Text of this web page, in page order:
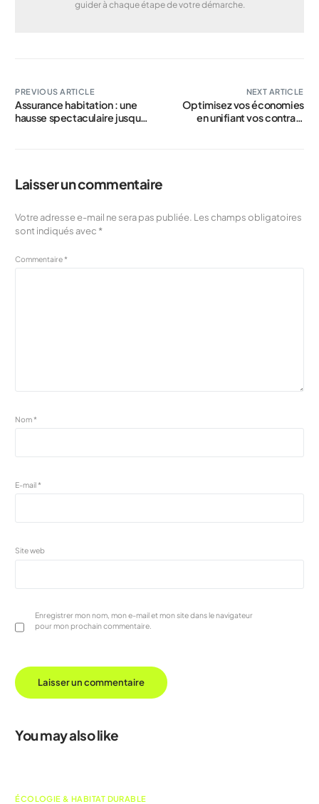
guider à chaque étape de votre démarche.
PREVIOUS ARTICLE
Assurance habitation : une
hausse spectaculaire jusqu’à
NEXT ARTICLE
Optimisez vos économies
en unifiant vos contrats
Laisser un commentaire
Votre adresse e-mail ne sera pas publiée. Les champs obligatoires
sont indiqués avec *
Commentaire*
Nom*
E-mail*
Site web
Enregistrer mon nom, mon e-mail et mon site dans le navigateur
pour mon prochain commentaire.
You may also like
ÉCOLOGIE & HABITAT DURABLE